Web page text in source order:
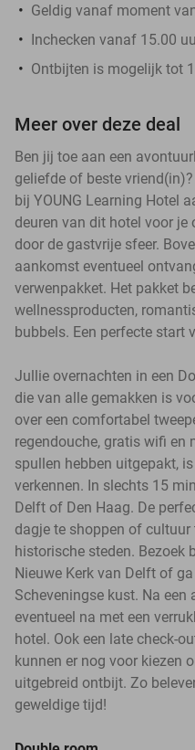
Geldig vanaf moment
Inchecken vanaf 15.00
Ontbijten is mogelijk tot
Meer over deze deal
Ben jij toe aan een
geliefde of beste
bij YOUNG Learning Hotel
deuren van dit hotel voor je
door de gastvrije sfeer.
aankomst eventueel
verwenpakket. Het pakket
wellnessproducten,
bubbels. Een perfecte start
Jullie overnachten in een
die van alle gemakken is
over een comfortabel
regendouche, gratis wifi en
spullen hebben uitgepakt,
verkennen. In slechts 15
Delft of Den Haag. De
dagje te shoppen of
historische steden. Bezoek
Nieuwe Kerk van Delft of
Scheveningse kust. Na
eventueel na met een
hotel. Ook een late check-
kunnen er nog voor kiezen
uitgebreid ontbijt. Zo
geweldige tijd!